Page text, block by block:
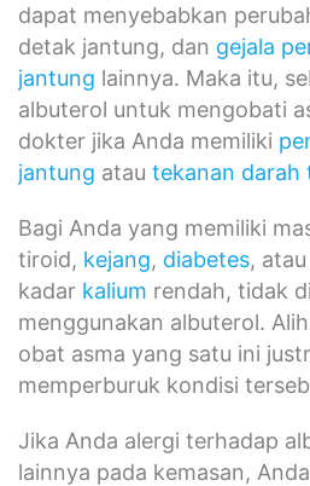
dapat menyebabkan
detak jantung, dan gejala
jantung lainnya. Maka itu,
albuterol untuk mengobati
dokter jika Anda memiliki
jantung atau tekanan darah
Bagi Anda yang memiliki
tiroid, kejang, diabetes, atau
kadar kalium rendah, tidak
menggunakan albuterol.
obat asma yang satu ini
memperburuk kondisi
Jika Anda alergi terhadap
lainnya pada kemasan,